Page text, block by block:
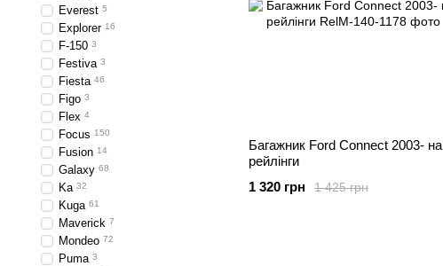
Багажник Ford Connect 2003- на
рейлінги
1 425 грн
1 320 грн
Everest 5
Explorer 16
F-150 3
Festiva 3
Fiesta 46
Figo 3
Flex 4
Focus 150
Fusion 14
Galaxy 68
Ka 32
Kuga 61
Maverick 7
Mondeo 72
Puma 3